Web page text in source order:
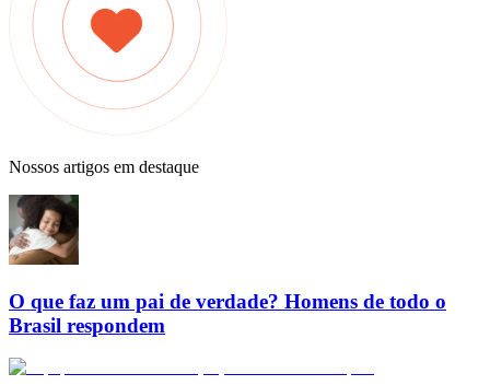
Nossos artigos em destaque
O que faz um pai de verdade? Homens de todo o
Brasil respondem